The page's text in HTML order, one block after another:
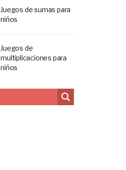
Juegos de sumas para
niños
Juegos de
multiplicaciones para
niños